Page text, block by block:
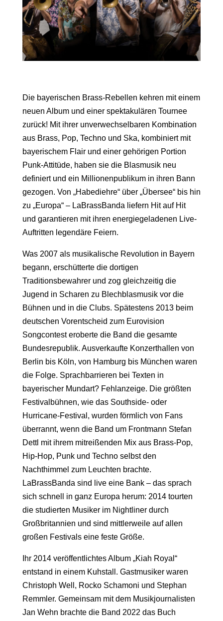
Die bayerischen Brass-Rebellen kehren mit einem
neuen Album und einer spektakulären Tournee
zurück! Mit ihrer unverwechselbaren Kombination
aus Brass, Pop, Techno und Ska, kombiniert mit
bayerischem Flair und einer gehörigen Portion
Punk-Attitüde, haben sie die Blasmusik neu
definiert und ein Millionenpublikum in ihren Bann
gezogen. Von „Habediehre“ über „Übersee“ bis hin
zu „Europa“ – LaBrassBanda liefern Hit auf Hit
und garantieren mit ihren energiegeladenen Live-
Auftritten legendäre Feiern.
Was 2007 als musikalische Revolution in Bayern
begann, erschütterte die dortigen
Traditionsbewahrer und zog gleichzeitig die
Jugend in Scharen zu Blechblasmusik vor die
Bühnen und in die Clubs. Spätestens 2013 beim
deutschen Vorentscheid zum Eurovision
Songcontest eroberte die Band die gesamte
Bundesrepublik. Ausverkaufte Konzerthallen von
Berlin bis Köln, von Hamburg bis München waren
die Folge. Sprachbarrieren bei Texten in
bayerischer Mundart? Fehlanzeige. Die größten
Festivalbühnen, wie das Southside- oder
Hurricane-Festival, wurden förmlich von Fans
überrannt, wenn die Band um Frontmann Stefan
Dettl mit ihrem mitreißenden Mix aus Brass-Pop,
Hip-Hop, Punk und Techno selbst den
Nachthimmel zum Leuchten brachte.
LaBrassBanda sind live eine Bank – das sprach
sich schnell in ganz Europa herum: 2014 tourten
die studierten Musiker im Nightliner durch
Großbritannien und sind mittlerweile auf allen
großen Festivals eine feste Größe.
Ihr 2014 veröffentlichtes Album „Kiah Royal“
entstand in einem Kuhstall. Gastmusiker waren
Christoph Well, Rocko Schamoni und Stephan
Remmler. Gemeinsam mit dem Musikjournalisten
Jan Wehn brachte die Band 2022 das Buch